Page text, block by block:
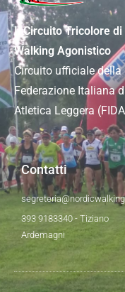
Il Circuito Tricolore di
Walking Agonistico
Circuito ufficiale della
Federazione Italiana
Atletica Leggera
Contatti
393 9183340 - Tiziano
Ardemagni